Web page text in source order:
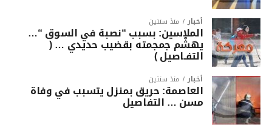
أخبار منذ سنتين
الملاسين: بسبب “نصبة في السوق “…
يهشّم جمجمته بقضيب حديدي … (
التفـاصيل )
أخبار منذ سنتين
العاصمة: حريق بمنزل يتسبب في وفاة
مسن … التفاصيل